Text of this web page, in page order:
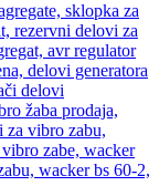
delovi